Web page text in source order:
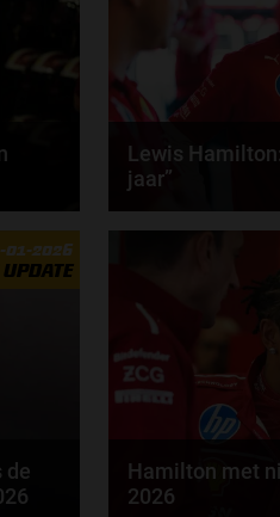
Lewis
jaar”
Het Formule 1-
van beginnen,
door
01-2026
de
Hamilton met
2026